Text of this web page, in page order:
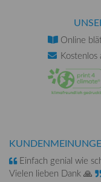
Online
Kostenlos
Einfach genial wie
Vielen lieben Dank 🙏